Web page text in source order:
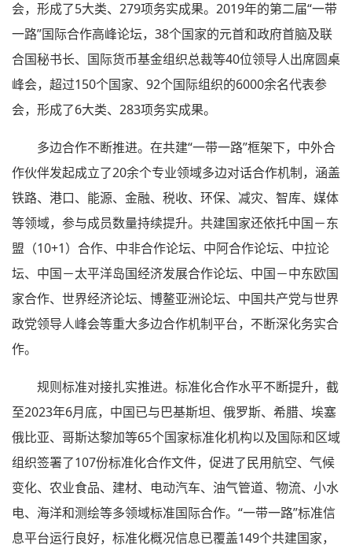
会，形成了5大类、279项务实成果。2019年的第二届“一带
一路”国际合作高峰论坛，38个国家的元首和政府首脑及联
合国秘书长、国际货币基金组织总裁等40位领导人出席圆桌
峰会，超过150个国家、92个国际组织的6000余名代表参
会，形成了6大类、283项务实成果。
多边合作不断推进。在共建“一带一路”框架下，中外合
作伙伴发起成立了20余个专业领域多边对话合作机制，涵盖
铁路、港口、能源、金融、税收、环保、减灾、智库、媒体
等领域，参与成员数量持续提升。共建国家还依托中国－东
盟（10+1）合作、中非合作论坛、中阿合作论坛、中拉论
坛、中国－太平洋岛国经济发展合作论坛、中国－中东欧国
家合作、世界经济论坛、博鳌亚洲论坛、中国共产党与世界
政党领导人峰会等重大多边合作机制平台，不断深化务实合
作。
规则标准对接扎实推进。标准化合作水平不断提升，截
至2023年6月底，中国已与巴基斯坦、俄罗斯、希腊、埃塞
俄比亚、哥斯达黎加等65个国家标准化机构以及国际和区域
组织签署了107份标准化合作文件，促进了民用航空、气候
变化、农业食品、建材、电动汽车、油气管道、物流、小水
电、海洋和测绘等多领域标准国际合作。“一带一路”标准信
息平台运行良好，标准化概况信息已覆盖149个共建国家，